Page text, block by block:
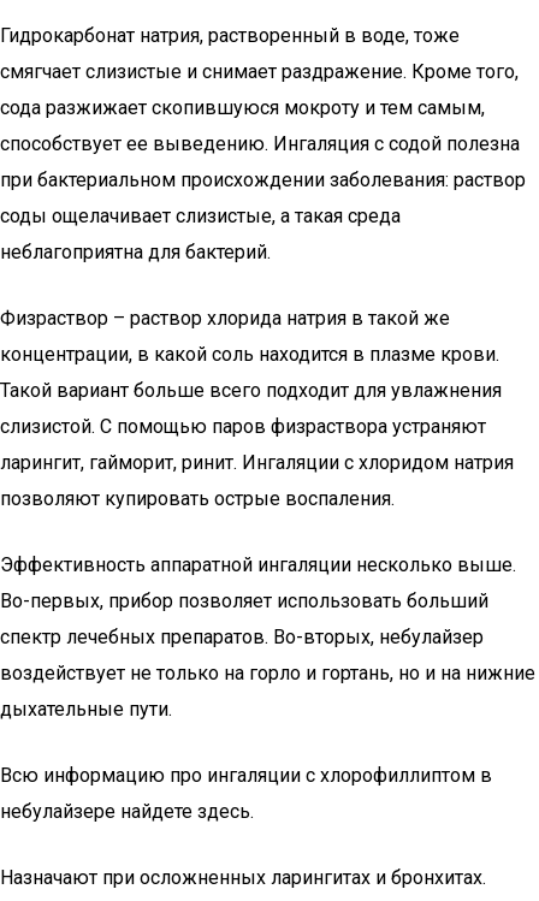
Гидрокарбонат натрия, растворенный в воде, тоже
смягчает слизистые и снимает раздражение. Кроме того,
сода разжижает скопившуюся мокроту и тем самым,
способствует ее выведению. Ингаляция с содой полезна
при бактериальном происхождении заболевания: раствор
соды ощелачивает слизистые, а такая среда
неблагоприятна для бактерий.
Физраствор – раствор хлорида натрия в такой же
концентрации, в какой соль находится в плазме крови.
Такой вариант больше всего подходит для увлажнения
слизистой. С помощью паров физраствора устраняют
ларингит, гайморит, ринит. Ингаляции с хлоридом натрия
позволяют купировать острые воспаления.
Эффективность аппаратной ингаляции несколько выше.
Во-первых, прибор позволяет использовать больший
спектр лечебных препаратов. Во-вторых, небулайзер
воздействует не только на горло и гортань, но и на нижние
дыхательные пути.
Всю информацию про ингаляции с хлорофиллиптом в
небулайзере найдете здесь.
Назначают при осложненных ларингитах и бронхитах.